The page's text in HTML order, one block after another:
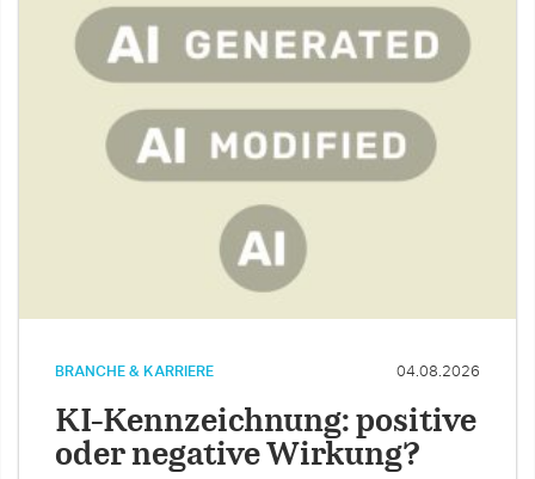
BRANCHE & KARRIERE 04.08.2026
KI-Kennzeichnung: positive
oder negative Wirkung?